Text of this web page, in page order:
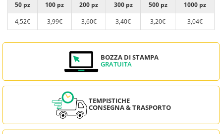
50 pz 100 pz 200 pz 300 pz 500 pz
1000 pz
4,52€
3,99€ 3,60€ 3,40€ 3,20€ 3,04€
BOZZA DI STAMPA
GRATUITA
TEMPISTICHE
CONSEGNA & TRASPORTO